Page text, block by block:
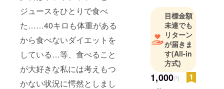
ジュースをひとりで食べ
た……40キロも体重がある
から食べないダイエットを
している…等、食べること
が大好きな私には考えもつ
かない状況に愕然としまし
目標金額
未達でも
リターン
が届きま
す(All-in
方式)
1,000円